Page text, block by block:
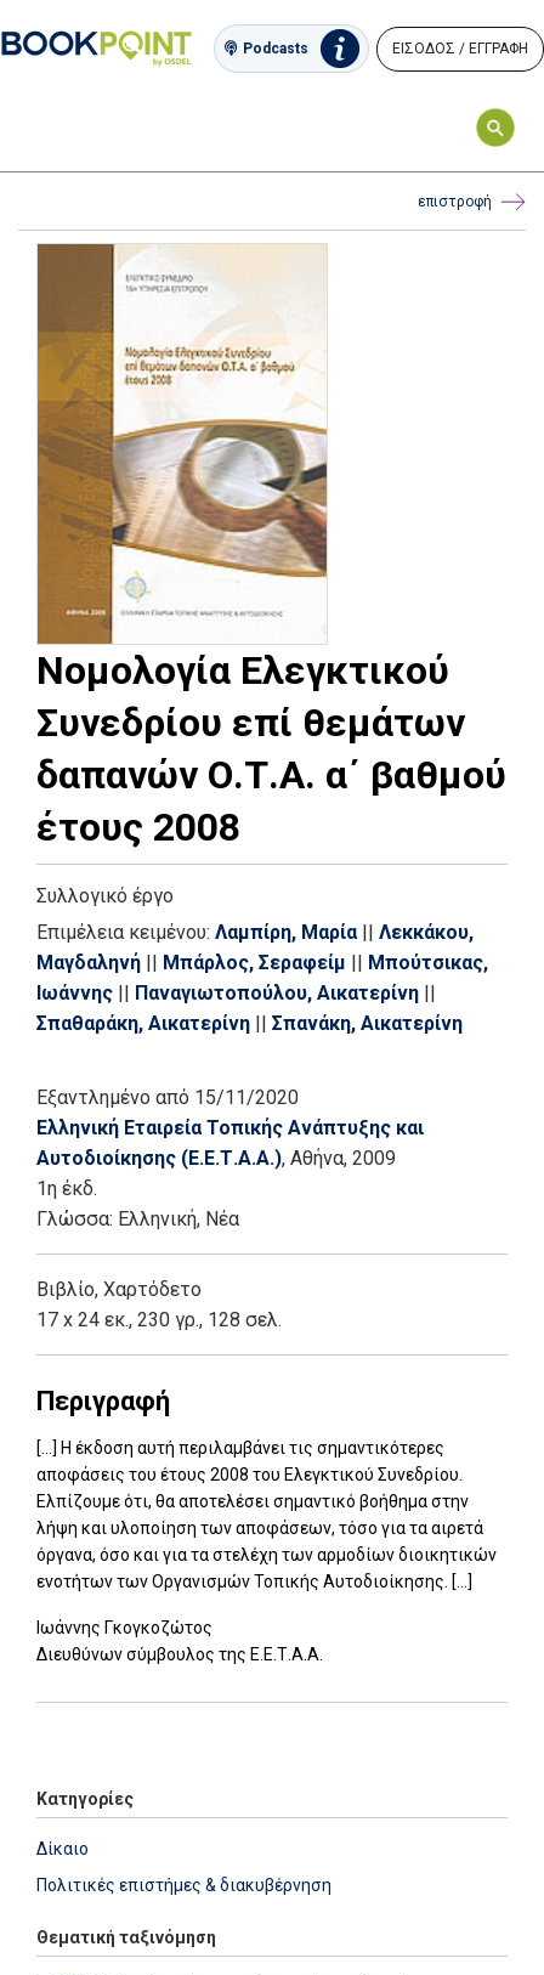
Podcasts ΕΙΣΟΔΟΣ / ΕΓΓΡΑΦΗ
επιστροφή
Νομολογία Ελεγκτικού
Συνεδρίου επί θεμάτων
δαπανών Ο.Τ.Α. α΄ βαθμού
έτους 2008
Συλλογικό έργο
Επιμέλεια κειμένου: Λαμπίρη, Μαρία || Λεκκάκου,
Μαγδαληνή || Μπάρλος, Σεραφείμ || Μπούτσικας,
Ιωάννης || Παναγιωτοπούλου, Αικατερίνη ||
Σπαθαράκη, Αικατερίνη || Σπανάκη, Αικατερίνη
Εξαντλημένο από 15/11/2020
Ελληνική Εταιρεία Τοπικής Ανάπτυξης και
Αυτοδιοίκησης (Ε.Ε.Τ.Α.Α.), Αθήνα, 2009
1η έκδ.
Γλώσσα: Ελληνική, Νέα
Βιβλίο, Χαρτόδετο
17 x 24 εκ., 230 γρ., 128 σελ.
Περιγραφή
[...] Η έκδοση αυτή περιλαμβάνει τις σημαντικότερες
αποφάσεις του έτους 2008 του Ελεγκτικού Συνεδρίου.
Ελπίζουμε ότι, θα αποτελέσει σημαντικό βοήθημα στην
λήψη και υλοποίηση των αποφάσεων, τόσο για τα αιρετά
όργανα, όσο και για τα στελέχη των αρμοδίων διοικητικών
ενοτήτων των Οργανισμών Τοπικής Αυτοδιοίκησης. [...]
Ιωάννης Γκογκοζώτος
Διευθύνων σύμβουλος της Ε.Ε.Τ.Α.Α.
Κατηγορίες
Δίκαιο
Πολιτικές επιστήμες & διακυβέρνηση
Θεματική ταξινόμηση